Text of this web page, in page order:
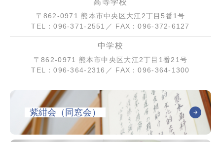
高等学校
〒862-0971 熊本市中央区大江2丁目5番1号
TEL：096-371-2551／ FAX：096-372-6127
中学校
〒862-0971 熊本市中央区大江2丁目1番21号
TEL：096-364-2316／ FAX：096-364-1300
紫紺会（同窓会）